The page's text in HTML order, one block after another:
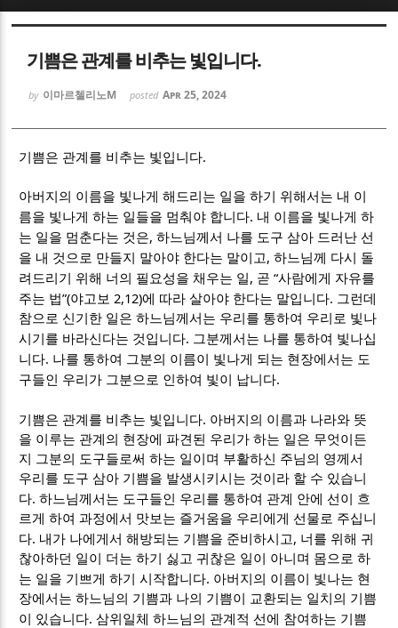
기쁨은 관계를 비추는 빛입니다.
by 이마르첼리노M posted Apr 25, 2024
기쁨은 관계를 비추는 빛입니다.
아버지의 이름을 빛나게 해드리는 일을 하기 위해서는 내 이
름을 빛나게 하는 일들을 멈춰야 합니다. 내 이름을 빛나게 하
는 일을 멈춘다는 것은,하느님께서 나를 도구 삼아 드러난 선
을 내 것으로 만들지 말아야 한다는 말이고,하느님께 다시 돌
려드리기 위해 너의 필요성을 채우는 일, 곧“사람에게 자유를
주는 법”(야고보 2,12)에 따라 살아야 한다는 말입니다. 그런데
참으로 신기한 일은 하느님께서는 우리를 통하여 우리로 빛나
시기를 바라신다는 것입니다. 그분께서는 나를 통하여 빛나십
니다. 나를 통하여 그분의 이름이 빛나게 되는 현장에서는 도
구들인 우리가 그분으로 인하여 빛이 납니다.
기쁨은 관계를 비추는 빛입니다. 아버지의 이름과 나라와 뜻
을 이루는 관계의 현장에 파견된 우리가 하는 일은 무엇이든
지 그분의 도구들로써 하는 일이며 부활하신 주님의 영께서
우리를 도구 삼아 기쁨을 발생시키시는 것이라 할 수 있습니
다.하느님께서는 도구들인 우리를 통하여 관계 안에 선이 흐
르게 하여 과정에서 맛보는 즐거움을 우리에게 선물로 주십니
다. 내가 나에게서 해방되는 기쁨을 준비하시고, 너를 위해 귀
찮아하던 일이 더는 하기 싫고 귀찮은 일이 아니며 몸으로 하
는 일을 기쁘게 하기 시작합니다. 아버지의 이름이 빛나는 현
장에서는 하느님의 기쁨과 나의 기쁨이 교환되는 일치의 기쁨
이 있습니다.삼위일체 하느님의 관계적 선에 참여하는 기쁨
Sketchbook5, 스케치북5
Sketchbook5, 스케치북5
Sketchbook5, 스케치북5
Sketchbook5, 스케치북5